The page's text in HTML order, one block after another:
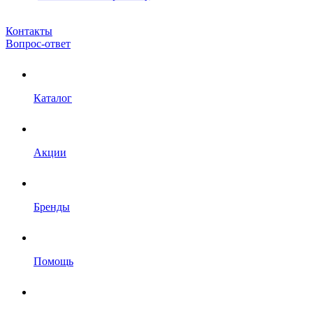
Контакты
Вопрос-ответ
Каталог
Акции
Бренды
Помощь